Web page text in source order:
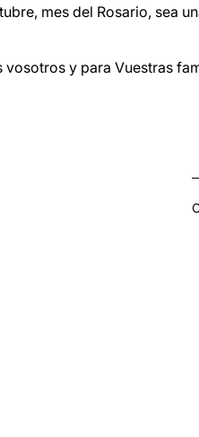
mes del Rosario, sea
vosotros y para Vuestras